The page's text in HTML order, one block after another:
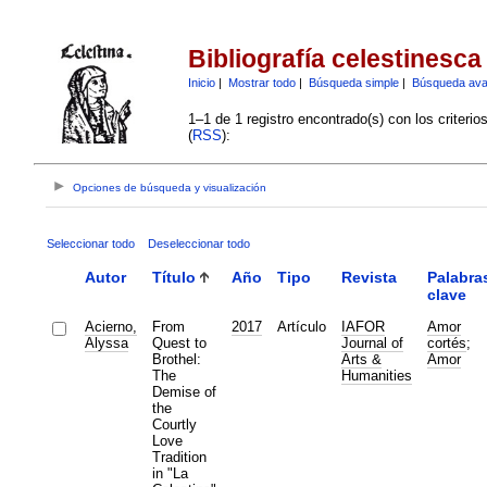
Bibliografía celestinesca
Inicio| Mostrar todo| Búsqueda simple| Búsqueda
1–1 de 1 registro encontrado(s) con los
(RSS):
Opciones de búsqueda y visualización
Seleccionar todo Deseleccionar todo
Autor Título Año Tipo Revista
clave
Acierno,
Alyssa
From
Quest to
Brothel:
The
Demise of
the
Courtly
Love
Tradition
in "La
2017 Artículo
IAFOR
Journal of
Arts &
Humanities
Amor
cortés;
Amor